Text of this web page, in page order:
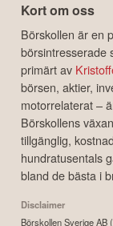
Kort om oss
Börskollen är en
börsintresserade
primärt av
börsen, aktier,
motorrelaterat –
Börskollens
tillgänglig,
hundratusentals
bland de bästa i
Disclaimer
Börskollen Sverige AB